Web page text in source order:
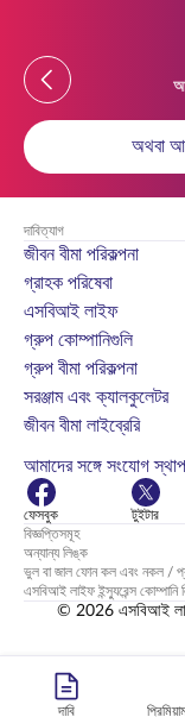
Previous
অথবা
দাবিত্যাগ
জীবন বীমা পরিকল্পনা
গ্রাহক পরিষেবা
এসবিআই লাইফ
গ্রুপ কোম্পানিগুলি
গ্রুপ বীমা পরিকল্পনা
সরঞ্জাম এবং ক্যালকুলেটর
জীবন বীমা লাইব্রেরি
আমাদের সঙ্গে সংযোগ
ফেসবুক টুইটার
বিজ্ঞপ্তিসমূহ
অন্যান্য লিঙ্ক
ভুল বা জাল ফোন কল এবং নকল /
এসবিআই লাইফ ইন্স্যুরেন্স কোম্পানি
© 2026 এসবিআই লাইফ
দাবি